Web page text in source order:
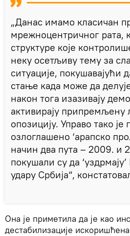
„Данас имамо класичан
мрежноцентричног рата,
структуре које
неку осетљиву тему за
ситуације, покушавајући
стање када може да
након тога изазивају
активирају припремљену
опозицију. Управо тако је
озлоглашено ‘арапско
начин два пута – 2009. и
покушали су да
удару Србија“,
Она је приметила да је као
дестабилизације искоришћена